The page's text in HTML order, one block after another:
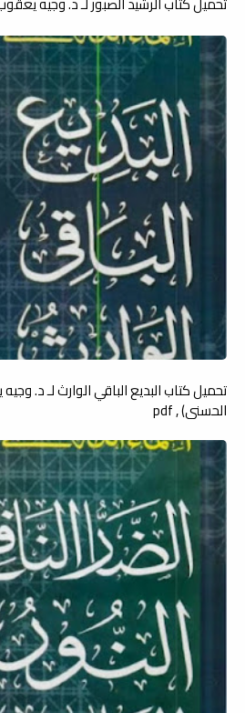
تحميل كتاب البديع الباقي الوارث لـ د.
الحسنى) , pdf